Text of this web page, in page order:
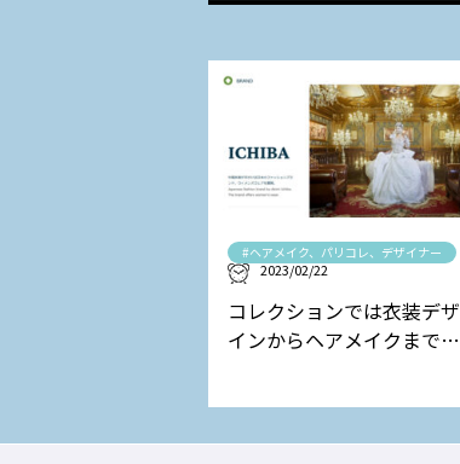
#ヘアメイク、パリコレ、デザイナー
2023/02/22
コレクションでは衣装デザ
インからヘアメイクまで担